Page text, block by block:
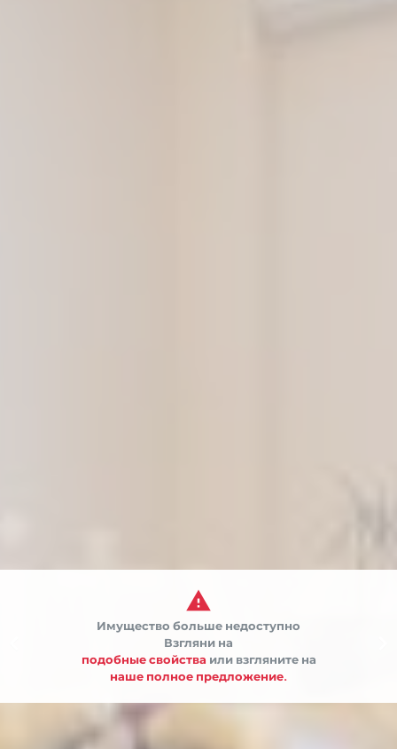

Имущество больше недоступно
Взгляни на
подобные свойства или взгляните на
наше полное предложение.